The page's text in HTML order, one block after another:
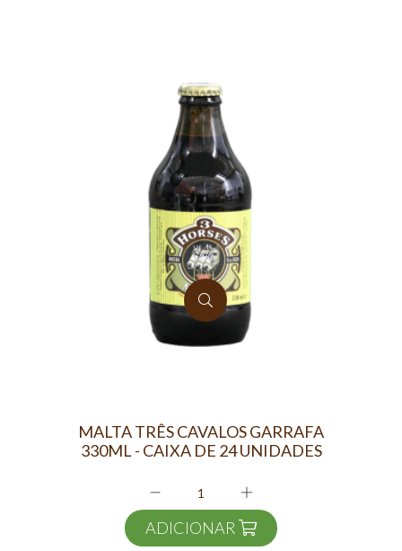
MALTA TRÊS CAVALOS GARRAFA
330ML - CAIXA DE 24 UNIDADES
ADICIONAR